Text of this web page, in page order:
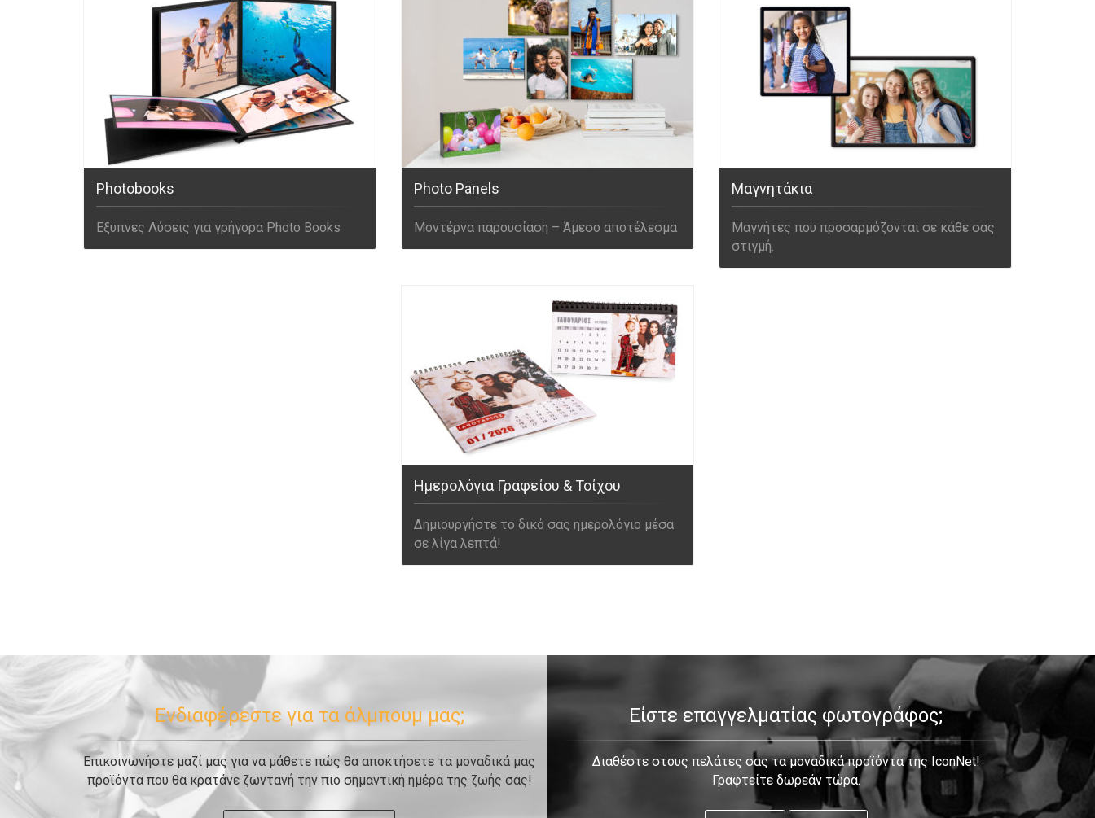
Photobooks
Εξυπνες Λύσεις για γρήγορα Photo Books
Photo Panels
Μοντέρνα παρουσίαση – Άμεσο αποτέλεσμα
Μαγνητάκια
Μαγνήτες που προσαρμόζονται σε κάθε σας
στιγμή.
Ημερολόγια Γραφείου & Τοίχου
Δημιουργήστε το δικό σας ημερολόγιο μέσα
σε λίγα λεπτά!
Ενδιαφέρεστε για τα άλμπουμ μας;
Επικοινωνήστε μαζί μας για να μάθετε πώς θα αποκτήσετε τα μοναδικά μας
προϊόντα που θα κρατάνε ζωντανή την πιο σημαντική ημέρα της ζωής σας!
Είστε επαγγελματίας φωτογράφος;
Διαθέστε στους πελάτες σας τα μοναδικά προϊόντα της IconNet!
Γραφτείτε δωρεάν τώρα.